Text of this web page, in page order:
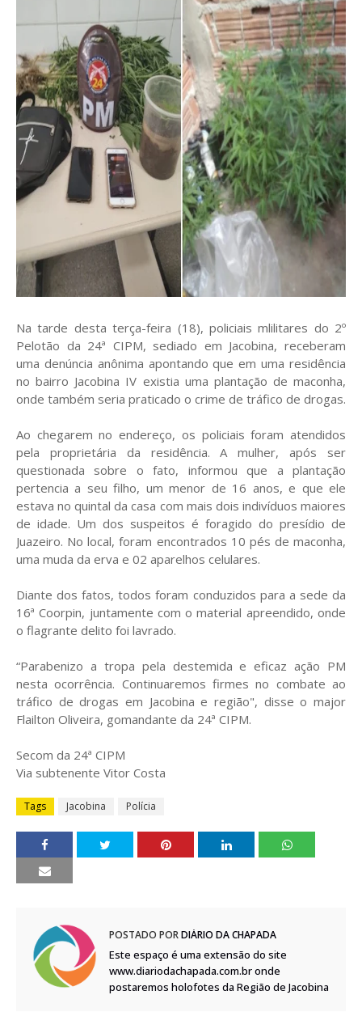
Na tarde desta terça-feira (18), policiais mlilitares do 2º
Pelotão da 24ª CIPM, sediado em Jacobina, receberam
uma denúncia anônima apontando que em uma residência
no bairro Jacobina IV existia uma plantação de maconha,
onde também seria praticado o crime de tráfico de drogas.
Ao chegarem no endereço, os policiais foram atendidos
pela proprietária da residência. A mulher, após ser
questionada sobre o fato, informou que a plantação
pertencia a seu filho, um menor de 16 anos, e que ele
estava no quintal da casa com mais dois indivíduos maiores
de idade. Um dos suspeitos é foragido do presídio de
Juazeiro. No local, foram encontrados 10 pés de maconha,
uma muda da erva e 02 aparelhos celulares.
Diante dos fatos, todos foram conduzidos para a sede da
16ª Coorpin, juntamente com o material apreendido, onde
o flagrante delito foi lavrado.
“Parabenizo a tropa pela destemida e eficaz ação PM
nesta ocorrência. Continuaremos firmes no combate ao
tráfico de drogas em Jacobina e região", disse o major
Flailton Oliveira, gomandante da 24ª CIPM.
Secom da 24ª CIPM
Via subtenente Vitor Costa
Tags Jacobina Polícia
POSTADO PORDIÁRIO DA CHAPADA
Este espaço é uma extensão do site
www.diariodachapada.com.br onde
postaremos holofotes da Região de Jacobina